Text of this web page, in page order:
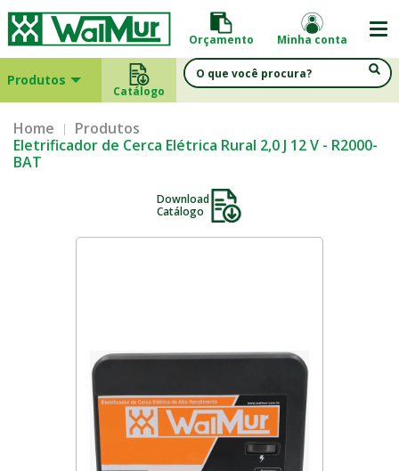
Orçamento Minha conta
Produtos
Catálogo
Home
Produtos
Eletrificador de Cerca Elétrica Rural 2,0 J 12 V - R2000-
BAT
Download
Catálogo